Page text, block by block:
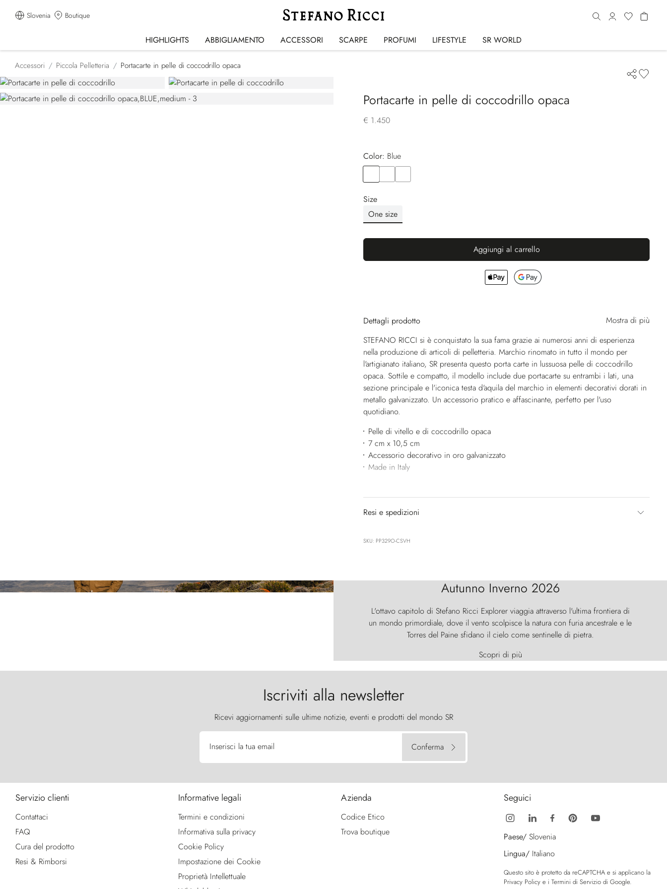
Slovenia Boutique
HIGHLIGHTS ABBIGLIAMENTO ACCESSORI SCARPE PROFUMI LIFESTYLE SR WORLD
Accessori Piccola Pelletteria Portacarte in pelle di coccodrillo opaca
Portacarte in pelle di coccodrillo opaca
€ 1.450
Color:
blue
Size
One size
Aggiungi al carrello
Dettagli prodotto
Mostra di più
STEFANO RICCI si è conquistato la sua fama grazie ai numerosi anni di esperienza
nella produzione di articoli di pelletteria. Marchio rinomato in tutto il mondo per
l'artigianato italiano, SR presenta questo porta carte in lussuosa pelle di coccodrillo
opaca. Sottile e compatto, il modello include due portacarte su entrambi i lati, una
sezione principale e l'iconica testa d'aquila del marchio in elementi decorativi dorati in
metallo galvanizzato. Un accessorio pratico e affascinante, perfetto per l'uso
quotidiano.
Pelle di vitello e di coccodrillo opaca
7 cm x 10,5 cm
Accessorio decorativo in oro galvanizzato
Made in Italy
Resi e spedizioni
SKU: PP329O-CSVH
Autunno Inverno 2026
L'ottavo capitolo di Stefano Ricci Explorer viaggia attraverso l'ultima frontiera di
un mondo primordiale, dove il vento scolpisce la natura con furia ancestrale e le
Torres del Paine sfidano il cielo come sentinelle di pietra.
Scopri di più
Iscriviti alla newsletter
Ricevi aggiornamenti sulle ultime notizie, eventi e prodotti del mondo SR
Inserisci la tua email Conferma
Servizio clienti
Contattaci
FAQ
Cura del prodotto
Resi & Rimborsi
Informative legali
Termini e condizioni
Informativa sulla privacy
Cookie Policy
Impostazione dei Cookie
Proprietà Intellettuale
Azienda
Codice Etico
Trova boutique
Seguici
Paese/ Slovenia
Lingua/ Italiano
Questo sito è protetto da reCAPTCHA e si applicano la
Privacy Policy e i Termini di Servizio di Google.